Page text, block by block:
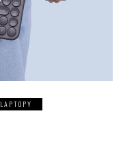
LAPTOPY